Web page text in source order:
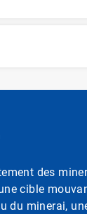
des
cible
du minerai,